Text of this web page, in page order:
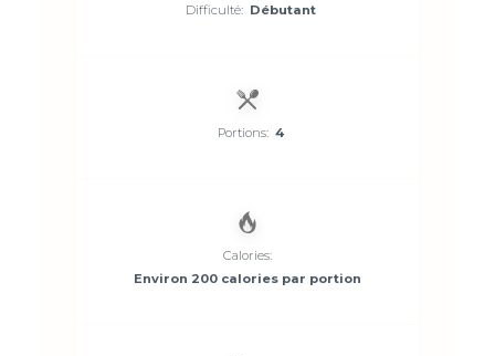
Difficulté: Débutant
Portions: 4
Calories:
Environ 200 calories par portion